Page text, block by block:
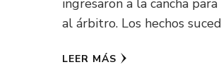
ingresaron a la cancha
al árbitro. Los hechos
LEER MÁS